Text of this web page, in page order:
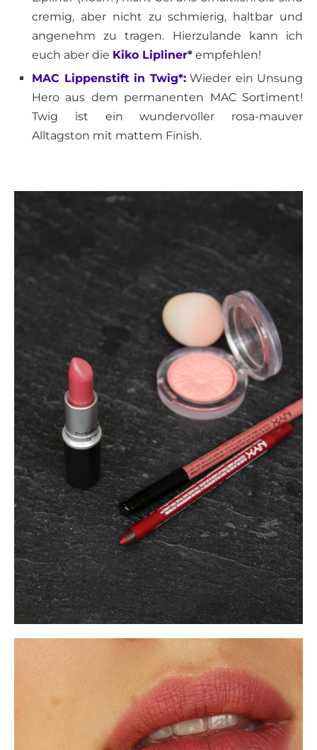
cremig, aber nicht zu schmierig, haltbar und
angenehm zu tragen. Hierzulande kann ich
euch aber die Kiko Lipliner* empfehlen!
MAC Lippenstift in Twig*:Wieder ein Unsung
Hero aus dem permanenten MAC Sortiment!
Twig ist ein wundervoller rosa-mauver
Alltagston mit mattem Finish.